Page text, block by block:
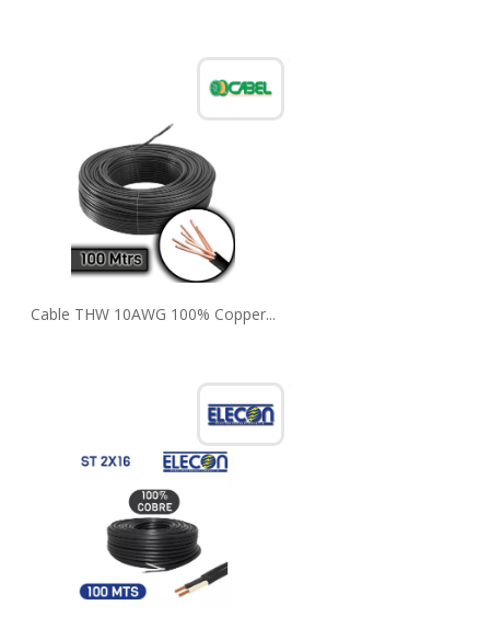
Cable THW 10AWG 100% Copper...